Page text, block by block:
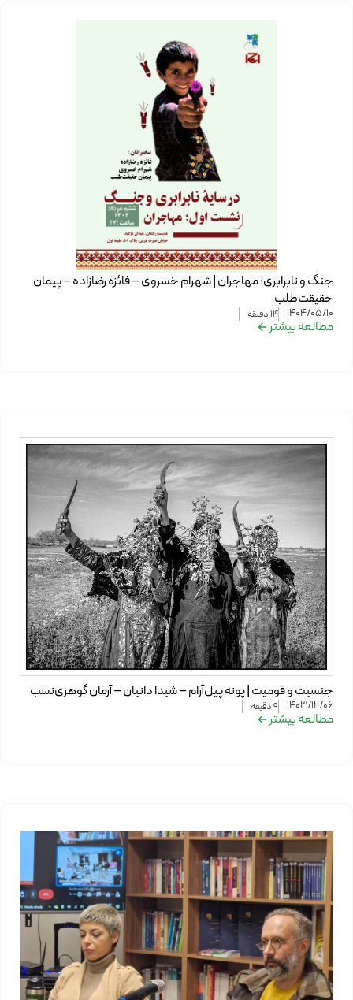
جنگ و نابرابری؛ مهاجران | شهرام خسروی – فائزه رضازاده – پیمان
حقیقت‌طلب
1404/05/10
14دقیقه
مطالعه بیشتر
جنسیت و قومیت | پونه پیل‌آرام – شیدا دانیان – آرمان گوهری‌نسب
1403/12/06
9دقیقه
مطالعه بیشتر